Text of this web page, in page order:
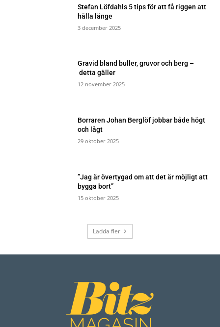
Stefan Löfdahls 5 tips för att få riggen att
hålla länge
3 december 2025
Gravid bland buller, gruvor och berg –
detta gäller
12 november 2025
Borraren Johan Berglöf jobbar både högt
och lågt
29 oktober 2025
”Jag är övertygad om att det är möjligt att
bygga bort”
15 oktober 2025
Ladda fler